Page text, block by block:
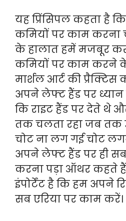
यह प्रिंसिपल कहता है
कमियों पर काम करना
के हालात हमें मजबूर
कमियों पर काम करने
मार्शल आर्ट की
अपने लेफ्ट हैंड पर ध्यान
कि राइट हैंड पर देते थे
तक चलता रहा जब तक
चोट ना लग गई चोट
अपने लेफ्ट हैंड पर ही
करना पड़ा ऑथर कहते
इंपोर्टेंट है कि हम अपने
सब एरिया पर काम करें।